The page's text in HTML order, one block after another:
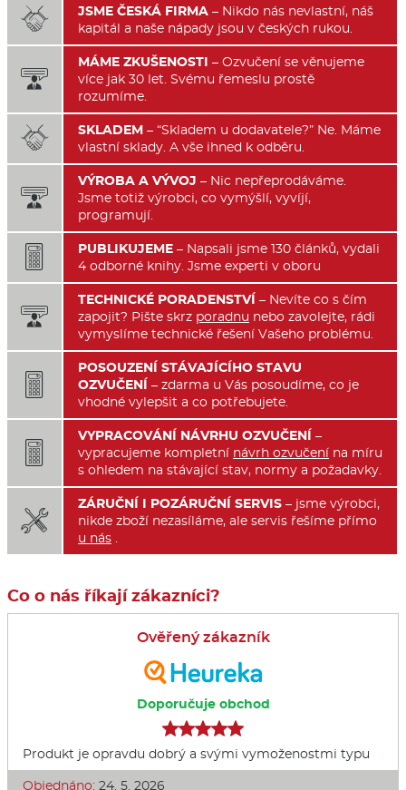
 JSME ČESKÁ FIRMA – Nikdo nás nevlastní, náš
kapitál a naše nápady jsou v českých rukou.

MÁME ZKUŠENOSTI – Ozvučení se věnujeme
více jak 30 let. Svému řemeslu prostě
rozumíme.
 SKLADEM – “Skladem u dodavatele?” Ne. Máme
vlastní sklady. A vše ihned k odběru.

VÝROBA A VÝVOJ – Nic nepřeprodáváme.
Jsme totiž výrobci, co vymýšlí, vyvíjí,
programují.
 PUBLIKUJEME – Napsali jsme 130 článků, vydali
4 odborné knihy. Jsme experti v oboru

TECHNICKÉ PORADENSTVÍ – Nevíte co s čím
zapojit? Pište skrz poradnu nebo zavolejte, rádi
vymyslíme technické řešení Vašeho problému.

POSOUZENÍ STÁVAJÍCÍHO STAVU
OZVUČENÍ – zdarma u Vás posoudíme, co je
vhodné vylepšit a co potřebujete.

VYPRACOVÁNÍ NÁVRHU OZVUČENÍ –
vypracujeme kompletní návrh ozvučení na míru
s ohledem na stávající stav, normy a požadavky.

ZÁRUČNÍ I POZÁRUČNÍ SERVIS – jsme výrobci,
nikde zboží nezasíláme, ale servis řešíme přímo
u nás .
Co o nás říkají zákazníci?
Ověřený zákazník
Doporučuje obchod
Produkt je opravdu dobrý a svými vymoženostmi typu
Objednáno: 24. 5. 2026